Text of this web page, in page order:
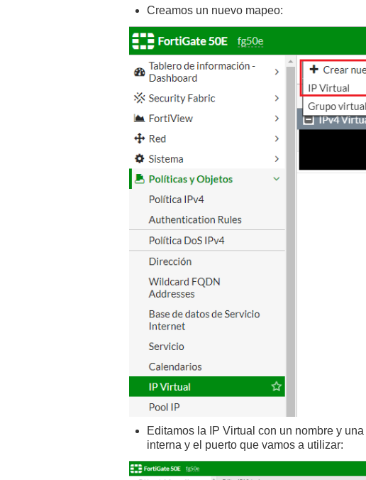
Creamos un nuevo mapeo:
Editamos la IP Virtual con un nombre y
interna y el puerto que vamos a utilizar: